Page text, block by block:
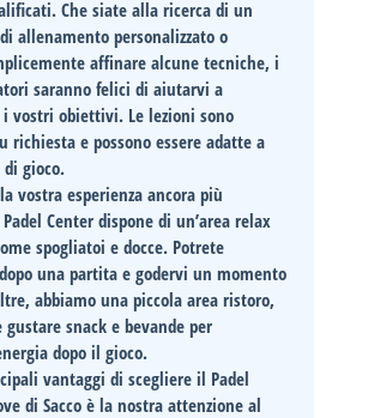
Che siate alla ricerca di un
allenamento personalizzato o
affinare alcune tecniche, i
saranno felici di aiutarvi a
vostri obiettivi. Le lezioni sono
richiesta e possono essere adatte a
gioco.
vostra esperienza ancora più
Padel Center dispone di un’area relax
spogliatoi e docce. Potrete
una partita e godervi un momento
abbiamo una piccola area ristoro,
gustare snack e bevande per
dopo il gioco.
vantaggi di scegliere il Padel
di Saccoè la nostra attenzione al